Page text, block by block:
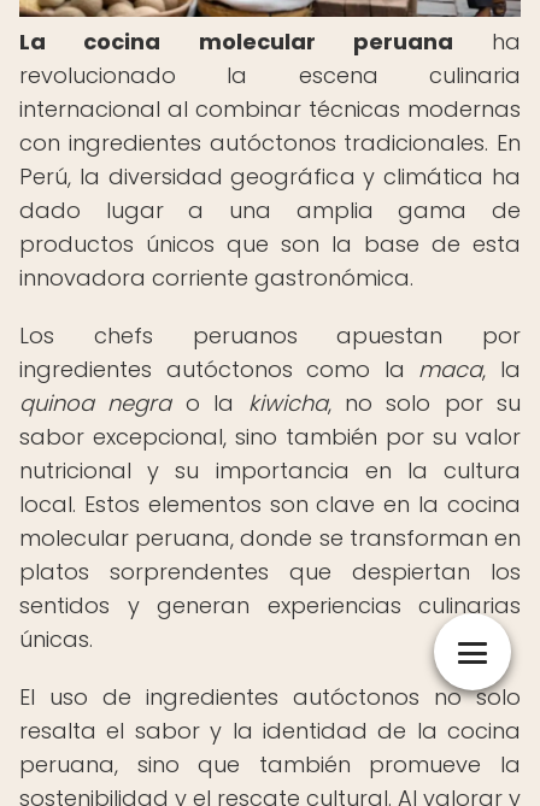
La cocina molecular peruana ha
revolucionado la escena culinaria
internacional al combinar técnicas modernas
con ingredientes autóctonos tradicionales. En
Perú, la diversidad geográfica y climática ha
dado lugar a una amplia gama de
productos únicos que son la base de esta
innovadora corriente gastronómica.
Los chefs peruanos apuestan por
ingredientes autóctonos como la maca, la
quinoa negrao la kiwicha, no solo por su
sabor excepcional, sino también por su valor
nutricional y su importancia en la cultura
local. Estos elementos son clave en la cocina
molecular peruana, donde se transforman en
platos sorprendentes que despiertan los
sentidos y generan experiencias culinarias
únicas.
El uso de ingredientes autóctonos no solo
resalta el sabor y la identidad de la cocina
peruana, sino que también promueve la
sostenibilidad y el rescate cultural. Al valorar y